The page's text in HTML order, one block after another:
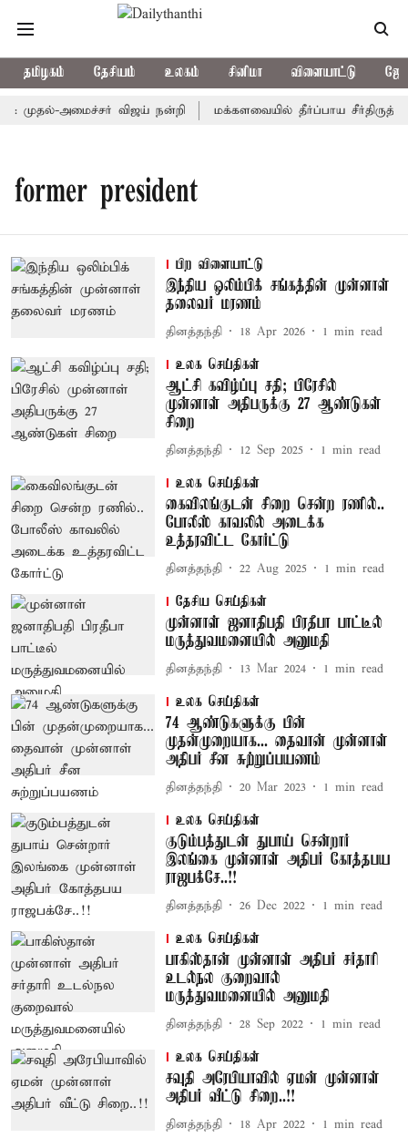
தமிழகம் தேசியம் உலகம் சினிமா விளையாட்டு
முதல்-அமைச்சர் விஜய் நன்றி மக்களவையில் தீர்ப்பாய சீர்திருத்த
former president
பிற விளையாட்டு
இந்திய ஒலிம்பிக் சங்கத்தின் முன்னாள்
தலைவர் மரணம்
தினத்தந்தி 18 Apr 2026 1 min read
உலக செய்திகள்
ஆட்சி கவிழ்ப்பு சதி; பிரேசில்
முன்னாள் அதிபருக்கு 27 ஆண்டுகள்
சிறை
தினத்தந்தி 12 Sep 2025 1 min read
உலக செய்திகள்
கைவிலங்குடன் சிறை சென்ற ரணில்..
போலீஸ் காவலில் அடைக்க
உத்தரவிட்ட கோர்ட்டு
தினத்தந்தி 22 Aug 2025 1 min read
தேசிய செய்திகள்
முன்னாள் ஜனாதிபதி பிரதீபா பாட்டீல்
மருத்துவமனையில் அனுமதி
தினத்தந்தி 13 Mar 2024 1 min read
உலக செய்திகள்
74 ஆண்டுகளுக்கு பின்
முதன்முறையாக... தைவான் முன்னாள்
அதிபர் சீன சுற்றுப்பயணம்
தினத்தந்தி 20 Mar 2023 1 min read
உலக செய்திகள்
குடும்பத்துடன் துபாய் சென்றார்
இலங்கை முன்னாள் அதிபர் கோத்தபய
ராஜபக்சே..!!
தினத்தந்தி 26 Dec 2022 1 min read
உலக செய்திகள்
பாகிஸ்தான் முன்னாள் அதிபர் சர்தாரி
உடல்நல குறைவால்
மருத்துவமனையில் அனுமதி
தினத்தந்தி 28 Sep 2022 1 min read
உலக செய்திகள்
சவுதி அரேபியாவில் ஏமன் முன்னாள்
அதிபர் வீட்டு சிறை..!!
தினத்தந்தி 18 Apr 2022 1 min read